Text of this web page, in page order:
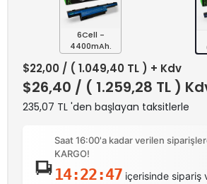
6Cell -
4400mAh.
$22,00 / ( 1.049,40 TL ) + Kdv
$26,40 / ( 1.259,28 TL )
235,07 TL 'den başlayan taksitlerle
Saat 16:00'a kadar verilen
KARGO!
14:22:47 içerisinde sipariş